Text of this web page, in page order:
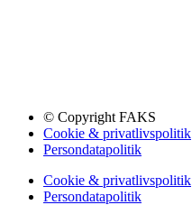
© Copyright FAKS
Cookie & privatlivspolitik
Persondatapolitik
Cookie & privatlivspolitik
Persondatapolitik